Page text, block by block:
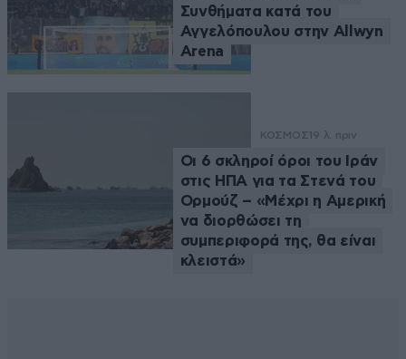
Συνθήματα κατά του
Αγγελόπουλου στην Allwyn
Arena
ΚΟΣΜΟΣ 19 λ. πριν
Οι 6 σκληροί όροι του Ιράν
στις ΗΠΑ για τα Στενά του
Ορμούζ – «Μέχρι η Αμερική
να διορθώσει τη
συμπεριφορά της, θα είναι
κλειστά»